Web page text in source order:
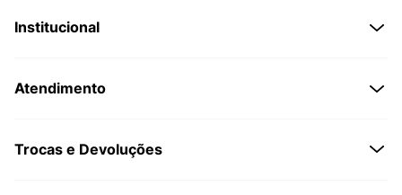
Institucional
Políticas de Privacidade
Formas de Entrega
Atendimento
Fale conosco pelo WhatsApp
Trocas e Devoluções